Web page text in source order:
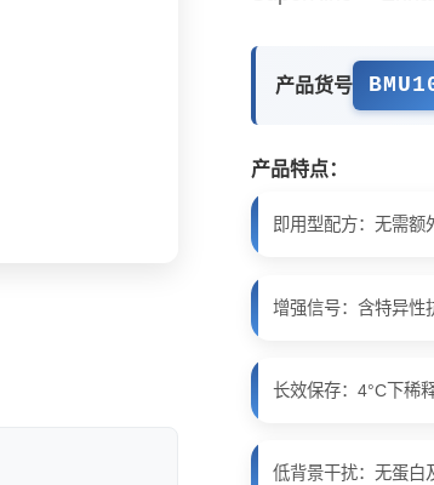
内参/标签抗体
WB/IP/Co-IP/IF工具箱
其他产品(ECL/蛋白定量/抗体稀
释液等)
产品货号
产品特点：
即用型配方：无需额
增强信号：含特异性
长效保存：4°C下稀
低背景干扰：无蛋白